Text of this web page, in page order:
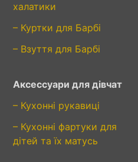
халатики
– Куртки для Барбі
– Взуття для Барбі
Аксессуари для дівчат
– Кухонні рукавиці
– Кухонні фартуки для
дітей та їх матусь